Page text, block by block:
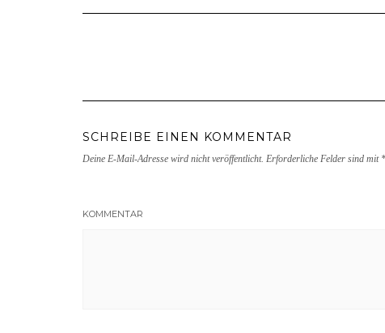
SCHREIBE EINEN KOMMENTAR
Deine E-Mail-Adresse wird nicht veröffentlicht. Erforderliche Felder sind mit *
KOMMENTAR